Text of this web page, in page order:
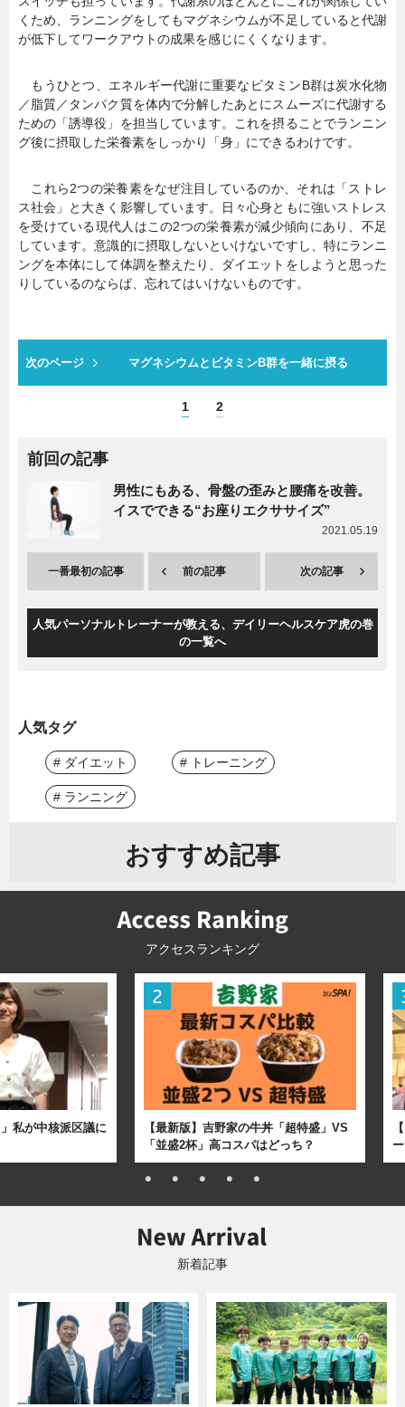
くため、ランニングをしてもマグネシウムが不足していると代謝
が低下してワークアウトの成果を感じにくくなります。
もうひとつ、エネルギー代謝に重要なビタミンB群は炭水化物
／脂質／タンパク質を体内で分解したあとにスムーズに代謝する
ための「誘導役」を担当しています。これを摂ることでランニン
グ後に摂取した栄養素をしっかり「身」にできるわけです。
これら2つの栄養素をなぜ注目しているのか、それは「ストレ
ス社会」と大きく影響しています。日々心身ともに強いストレス
を受けている現代人はこの2つの栄養素が減少傾向にあり、不足
しています。意識的に摂取しないといけないですし、特にランニ
ングを本体にして体調を整えたり、ダイエットをしようと思った
りしているのならば、忘れてはいけないものです。
次のページ マグネシウムとビタミンB群を一緒に摂る
1 2
前回の記事
男性にもある、骨盤の歪みと腰痛を改善。
イスでできる“お座りエクササイズ”
2021.05.19
一番最初の記事 前の記事 次の記事
人気パーソナルトレーナーが教える、デイリーヘルスケア虎の巻
の一覧へ
人気タグ
# ダイエット # トレーニング
# ランニング
おすすめ記事
アクセスランキング
私が中核派区議に
【最新版】吉野家の牛丼「超特盛」VS
「並盛2杯」高コスパはどっち？
新着記事